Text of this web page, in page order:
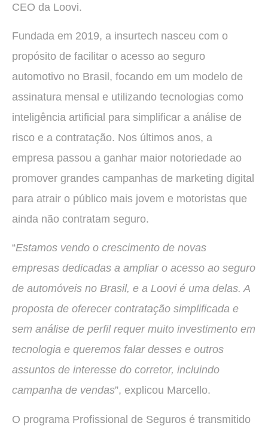
CEO da Loovi.
Fundada em 2019, a insurtech nasceu com o
propósito de facilitar o acesso ao seguro
automotivo no Brasil, focando em um modelo de
assinatura mensal e utilizando tecnologias como
inteligência artificial para simplificar a análise de
risco e a contratação. Nos últimos anos, a
empresa passou a ganhar maior notoriedade ao
promover grandes campanhas de marketing digital
para atrair o público mais jovem e motoristas que
ainda não contratam seguro.
“Estamos vendo o crescimento de novas
empresas dedicadas a ampliar o acesso ao seguro
de automóveis no Brasil, e a Loovi é uma delas. A
proposta de oferecer contratação simplificada e
sem análise de perfil requer muito investimento em
tecnologia e queremos falar desses e outros
assuntos de interesse do corretor, incluindo
campanha de vendas”, explicou Marcello.
O programa Profissional de Seguros é transmitido